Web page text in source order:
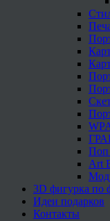
Поп
Art
3D фигурка по
Идеи подарков
Контакты